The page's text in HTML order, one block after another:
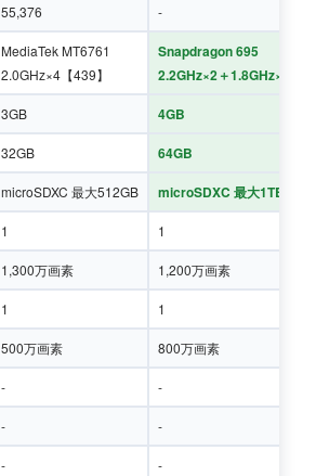
55,376 -
MediaTek MT6761
2.0GHz×4【439】
Snapdragon 695
2.2GHz×2＋1.8GHz×6【
3GB 4GB
32GB 64GB
microSDXC 最大512GB microSDXC 最大1TB
1 1
1,300万画素 1,200万画素
1 1
500万画素 800万画素
- -
- -
- -